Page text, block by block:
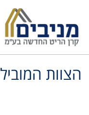
הצוות המוביל